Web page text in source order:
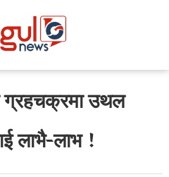
ग्रहचक्रमा उथल
लाभै-लाभ !